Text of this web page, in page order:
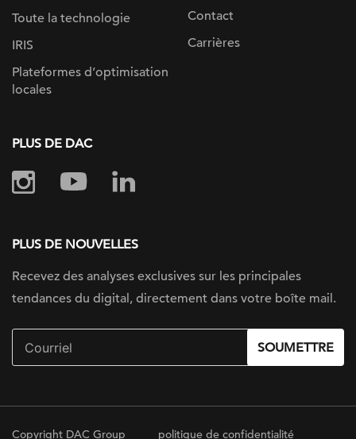
Toute la technologie
IRIS
Plateformes d’optimisation
locales
Contact
Carrières
PLUS DE DAC
PLUS DE NOUVELLES
Recevez des analyses exclusives sur les principales
tendances du digital, directement dans votre boîte mail.
SOUMETTRE
Copyright DAC Group politique de confidentialité